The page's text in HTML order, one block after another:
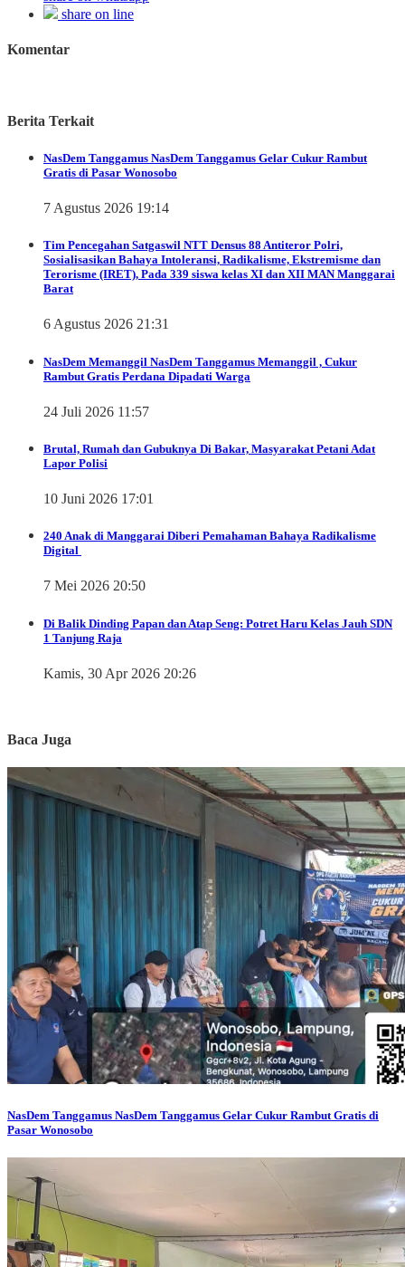
share on line
Komentar
Berita Terkait
NasDem Tanggamus NasDem Tanggamus Gelar Cukur Rambut
Gratis di Pasar Wonosobo
7 Agustus 2026 19:14
Tim Pencegahan Satgaswil NTT Densus 88 Antiteror Polri,
Sosialisasikan Bahaya Intoleransi, Radikalisme, Ekstremisme dan
Terorisme (IRET), Pada 339 siswa kelas XI dan XII MAN Manggarai
Barat
6 Agustus 2026 21:31
NasDem Memanggil NasDem Tanggamus Memanggil , Cukur
Rambut Gratis Perdana Dipadati Warga
24 Juli 2026 11:57
Brutal, Rumah dan Gubuknya Di Bakar, Masyarakat Petani Adat
Lapor Polisi
10 Juni 2026 17:01
240 Anak di Manggarai Diberi Pemahaman Bahaya Radikalisme
Digital
7 Mei 2026 20:50
Di Balik Dinding Papan dan Atap Seng: Potret Haru Kelas Jauh SDN
1 Tanjung Raja
Kamis, 30 Apr 2026 20:26
Baca Juga
NasDem Tanggamus NasDem Tanggamus Gelar Cukur Rambut Gratis di
Pasar Wonosobo